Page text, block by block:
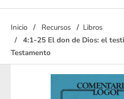
Inicio Recursos
Libros
4:1-25 El don de Dios: el
Testamento